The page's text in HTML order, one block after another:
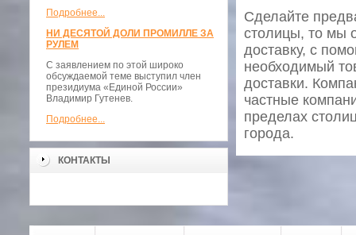
Подробнее...
НИ ДЕСЯТОЙ ДОЛИ ПРОМИЛЛЕ ЗА
РУЛЕМ
С заявлением по этой широко
обсуждаемой теме выступил член
президиума «Единой России»
Владимир Гутенев.
Подробнее...
КОНТАКТЫ
Сделайте
столицы, то мы
доставку, с
необходимый
доставки.
частные
пределах
города.